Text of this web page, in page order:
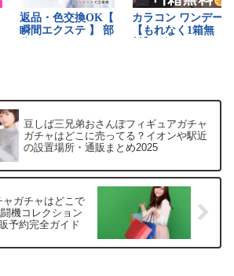
豆しば三兄弟おさんぽフィギュアガチャ
ガチャはどこに売ってる？イオンや駅近
の設置場所・通販まとめ2025
ガチャはどこで
機コレクション
予約完全ガイド